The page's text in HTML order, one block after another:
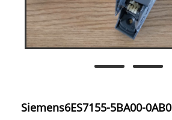
Siemens6ES7155-5BA00-0AB0